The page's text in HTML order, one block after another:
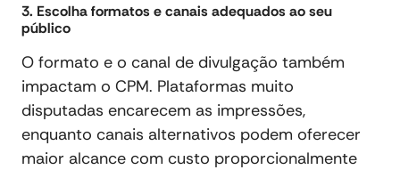
3. Escolha formatos e canais adequados ao seu
público
O formato e o canal de divulgação também
impactam o CPM. Plataformas muito
disputadas encarecem as impressões,
enquanto canais alternativos podem oferecer
maior alcance com custo proporcionalmente